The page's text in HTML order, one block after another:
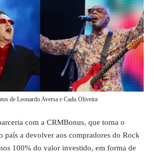
de Leonardo Aversa e Cadu Oliveira
com a CRMBonus, que torna o
país a devolver aos compradores do Rock
100% do valor investido, em forma de